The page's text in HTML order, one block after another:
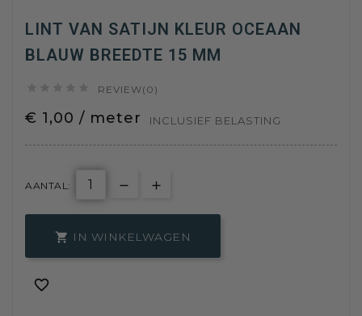
LINT VAN SATIJN KLEUR OCEAAN
BLAUW BREEDTE 15 MM
REVIEW(0)
€ 1,00 / meter INCLUSIEF BELASTING
AANTAL:
 IN WINKELWAGEN
